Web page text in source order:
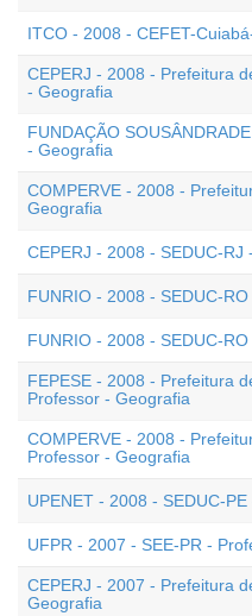
ITCO - 2008 - CEFET-
CEPERJ - 2008 - Prefeitura
- Geografia
FUNDAÇÃO
- Geografia
COMPERVE - 2008 -
Geografia
CEPERJ - 2008 - SEDUC-
FUNRIO - 2008 - SEDUC-
FUNRIO - 2008 - SEDUC-
FEPESE - 2008 - Prefeitura
Professor - Geografia
COMPERVE - 2008 -
Professor - Geografia
UPENET - 2008 - SEDUC-
UFPR - 2007 - SEE-PR -
CEPERJ - 2007 - Prefeitura
Geografia